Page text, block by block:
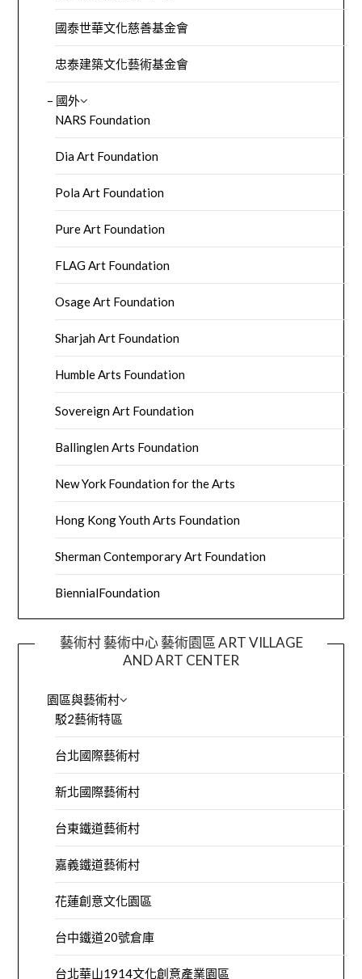
國泰世華文化慈善基金會
忠泰建築文化藝術基金會
– 國外
NARS Foundation
Dia Art Foundation
Pola Art Foundation
Pure Art Foundation
FLAG Art Foundation
Osage Art Foundation
Sharjah Art Foundation
Humble Arts Foundation
Sovereign Art Foundation
Ballinglen Arts Foundation
New York Foundation for the Arts
Hong Kong Youth Arts Foundation
Sherman Contemporary Art Foundation
BiennialFoundation
藝術村 藝術中心 藝術園區 ART VILLAGE
AND ART CENTER
園區與藝術村
駁2藝術特區
台北國際藝術村
新北國際藝術村
台東鐵道藝術村
嘉義鐵道藝術村
花蓮創意文化園區
台中鐵道20號倉庫
台北華山1914文化創意產業園區